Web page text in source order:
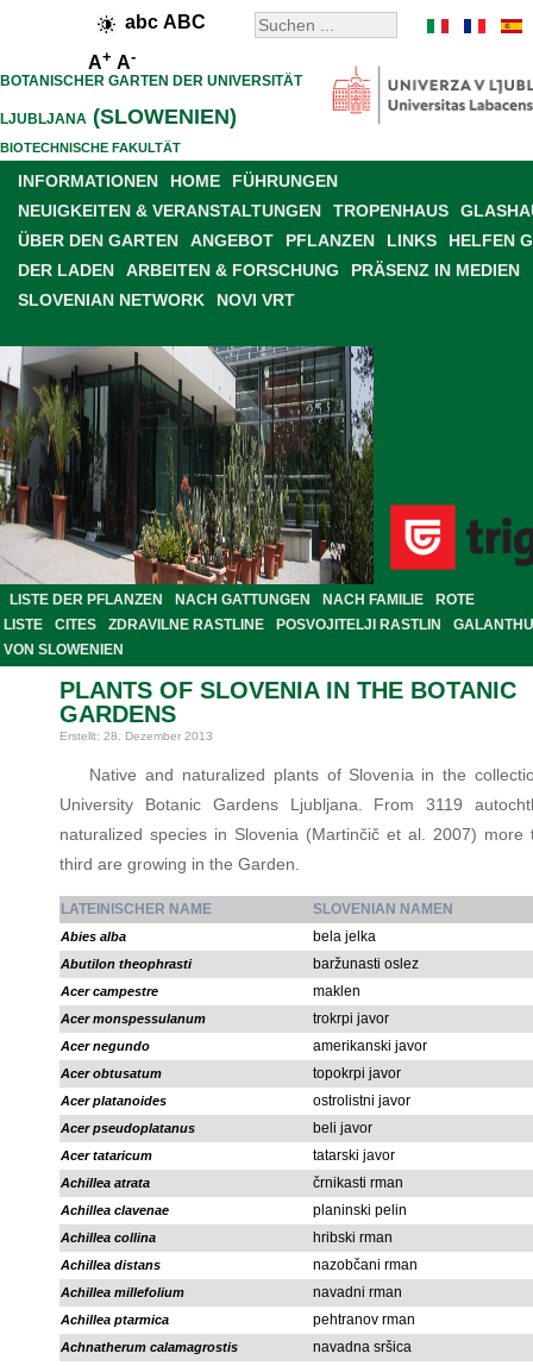
abc ABC
A+ A-
BOTANISCHER GARTEN DER UNIVERSITÄT
LJUBLJANA (SLOWENIEN)
BIOTECHNISCHE FAKULTÄT
INFORMATIONEN HOME
FÜHRUNGEN
NEUIGKEITEN & VERANSTALTUNGEN
TROPENHAUS
ÜBER DEN GARTEN
ANGEBOT PFLANZEN LINKS
HELFEN
DER LADEN
ARBEITEN & FORSCHUNG
PRÄSENZ IN MEDIEN
SLOVENIAN NETWORK
NOVI VRT
LISTE DER PFLANZEN NACH GATTUNGEN NACH FAMILIE
ROTE
LISTE
CITES ZDRAVILNE RASTLINE POSVOJITELJI RASTLIN
VON SLOWENIEN
PLANTS OF SLOVENIA IN THE BOTANIC
GARDENS
Erstellt: 28. Dezember 2013
Native and naturalized plants of Slovenia in the
University Botanic Gardens Ljubljana. From 3119
naturalized species in Slovenia (Martinčič et al. 2007) more
third are growing in the Garden.
LATEINISCHER NAME SLOVENIAN NAMEN
Abies alba bela jelka
Abutilon theophrasti baržunasti oslez
Acer campestre maklen
Acer monspessulanum trokrpi javor
Acer negundo amerikanski javor
Acer obtusatum topokrpi javor
Acer platanoides ostrolistni javor
Acer pseudoplatanus beli javor
Acer tataricum tatarski javor
Achillea atrata črnikasti rman
Achillea clavenae planinski pelin
Achillea collina hribski rman
Achillea distans nazobčani rman
Achillea millefolium navadni rman
Achillea ptarmica pehtranov rman
Achnatherum calamagrostis navadna sršica